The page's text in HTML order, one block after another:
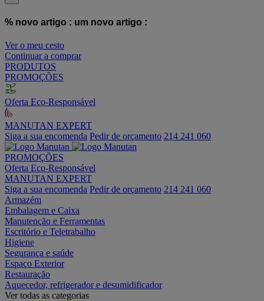
% novo artigo : um novo artigo :
Ver o meu cesto
Continuar a comprar
PRODUTOS
PROMOÇÕES
Oferta Eco-Responsável
MANUTAN EXPERT
Siga a sua encomenda Pedir de orçamento 214 241 060
PROMOÇÕES
Oferta Eco-Responsável
MANUTAN EXPERT
Siga a sua encomenda Pedir de orçamento 214 241 060
Armazém
Embalagem e Caixa
Manutenção e Ferramentas
Escritório e Teletrabalho
Higiene
Segurança e saúde
Espaço Exterior
Restauração
Aquecedor, refrigerador e desumidificador
Ver todas as categorias